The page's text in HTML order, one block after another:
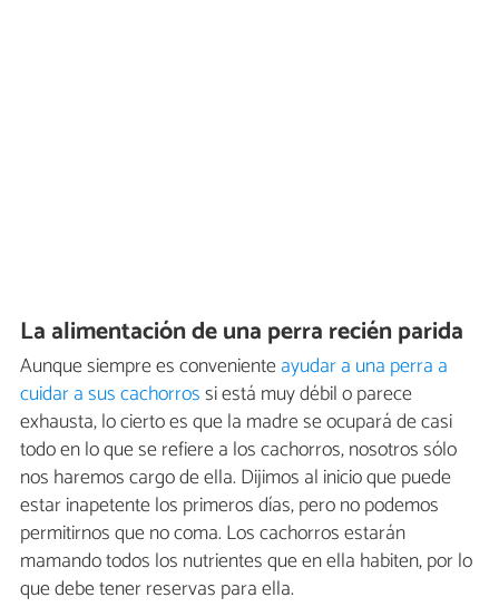
La alimentación de una perra recién parida
Aunque siempre es convenienteayudar a una perra a
cuidar a sus cachorrossi está muy débil o parece
exhausta, lo cierto es que la madre se ocupará de casi
todo en lo que se refiere a los cachorros, nosotros sólo
nos haremos cargo de ella. Dijimos al inicio que puede
estar inapetente los primeros días, pero no podemos
permitirnos que no coma. Los cachorros estarán
mamando todos los nutrientes que en ella habiten, por lo
que debe tener reservas para ella.